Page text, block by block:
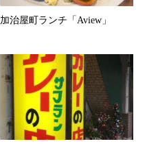
加治屋町ランチ「Aview」